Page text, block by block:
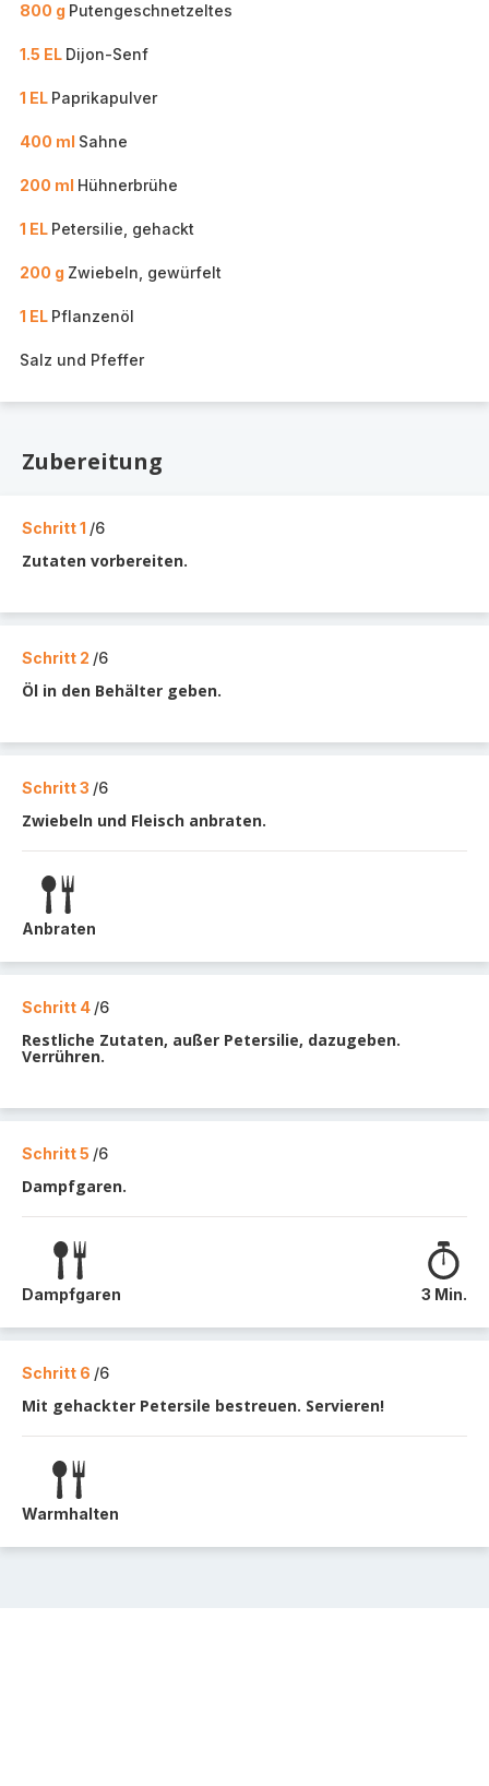
800 g Putengeschnetzeltes
1.5 EL Dijon-Senf
1 EL Paprikapulver
400 ml Sahne
200 ml Hühnerbrühe
1 EL Petersilie, gehackt
200 g Zwiebeln, gewürfelt
1 EL Pflanzenöl
Salz und Pfeffer
Zubereitung
Schritt 1 /6
Zutaten vorbereiten.
Schritt 2 /6
Öl in den Behälter geben.
Schritt 3 /6
Zwiebeln und Fleisch anbraten.
Anbraten
Schritt 4 /6
Restliche Zutaten, außer Petersilie, dazugeben.
Verrühren.
Schritt 5 /6
Dampfgaren.
Dampfgaren 3 Min.
Schritt 6 /6
Mit gehackter Petersile bestreuen. Servieren!
Warmhalten